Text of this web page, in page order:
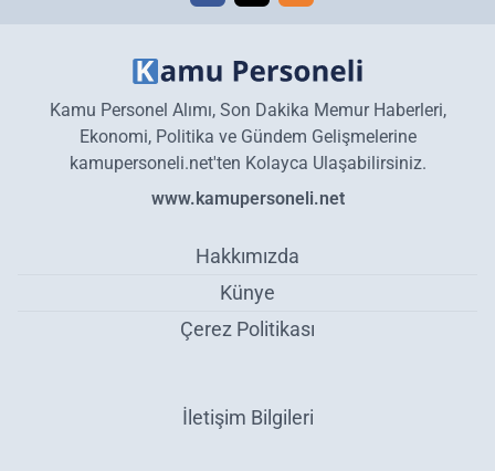
Kamu Personel Alımı, Son Dakika Memur Haberleri,
Ekonomi, Politika ve Gündem Gelişmelerine
kamupersoneli.net'ten Kolayca Ulaşabilirsiniz.
www.kamupersoneli.net
Hakkımızda
Künye
Çerez Politikası
İletişim Bilgileri